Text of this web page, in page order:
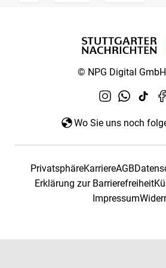
© NPG Digital
Wo Sie uns noch
PrivatsphäreKarriereAGB
Erklärung zur Barrierefreiheit
Impressum